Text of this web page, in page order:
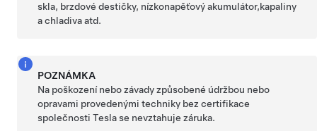
skla, brzdové destičky, nízkonapěťový akumulátor,kapaliny
a chladivaatd.
POZNÁMKA
Na poškození nebo závady způsobené údržbou nebo
opravami provedenými techniky bez certifikace
společnosti Tesla se nevztahuje záruka.